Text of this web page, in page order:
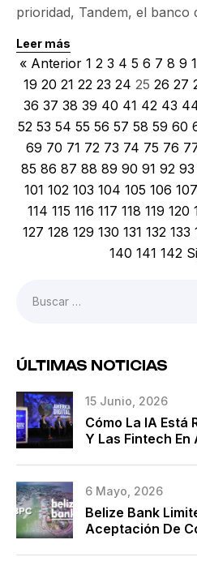
prioridad, Tandem, el banco
Sostenibilidad Bancaria.
su compromiso de
emisiones operativas del
logró a través de la
Leer más
« Anterior 1 2 3 4 5 6 7 8 9
19 20 21 22 23 24 25 26 27
36 37 38 39 40 41 42 43
52 53 54 55 56 57 58 59 60
69 70 71 72 73 74 75 76
85 86 87 88 89 90 91 92 93
101 102 103 104 105 106 107
114 115 116 117 118 119 120
127 128 129 130 131 132 133
140 141 142
ÚLTIMAS NOTICIAS
15 Junio, 2026
Cómo La IA Está
Y Las Fintech
6 Mayo, 2026
Belize Bank
Aceptación De
De